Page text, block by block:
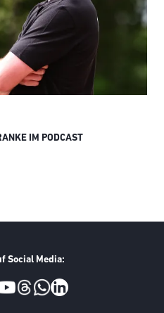
IM PODCAST
Social Media: